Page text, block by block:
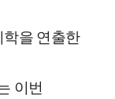
을 연출한
이번